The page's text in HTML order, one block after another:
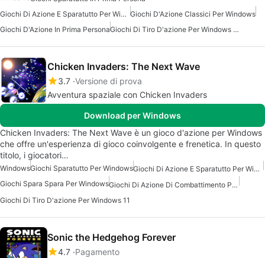
Giochi Di Azione E Sparatutto Per Windows 7 Giochi D'Azione Classici Per Windows
Giochi D'Azione In Prima Persona
Giochi Di Tiro D'azione Per Windows 10
Chicken Invaders: The Next Wave
3.7 Versione di prova
Avventura spaziale con Chicken Invaders
Download per Windows
Chicken Invaders: The Next Wave è un gioco d'azione per Windows
che offre un'esperienza di gioco coinvolgente e frenetica. In questo
titolo, i giocatori…
WindowsGiochi Sparatutto Per Windows
Giochi Di Azione E Sparatutto Per Windows 7
Giochi Spara Spara Per Windows
Giochi Di Azione Di Combattimento Per Windows
Giochi Di Tiro D'azione Per Windows 11
Sonic the Hedgehog Forever
4.7 Pagamento